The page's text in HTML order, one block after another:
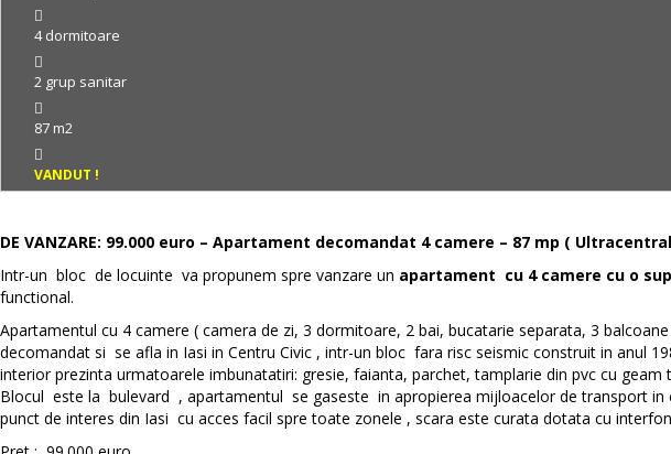
4 dormitoare
2 grup sanitar
87 m2
VANDUT !
DE VANZARE: 99.000 euro – Apartament decomandat 4 camere – 87 mp (
Intr-un bloc de locuinte va propunem spre vanzare un apartament cu 4 camere cu o
functional.
Apartamentul cu 4 camere ( camera de zi, 3 dormitoare, 2 bai, bucatarie separata, 3
decomandat si se afla in Iasi in Centru Civic , intr-un bloc fara risc seismic construit in anul
interior prezinta urmatoarele imbunatatiri: gresie, faianta, parchet, tamplarie din pvc cu
Blocul este la bulevard , apartamentul se gaseste in apropierea mijloacelor de transport
punct de interes din Iasi cu acces facil spre toate zonele , scara este curata dotata cu